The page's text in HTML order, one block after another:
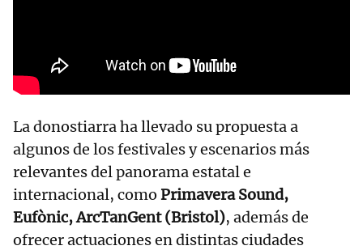
La donostiarra ha llevado su propuesta a
algunos de los festivales y escenarios más
relevantes del panorama estatal e
internacional, como Primavera Sound,
Eufònic, ArcTanGent (Bristol), además de
ofrecer actuaciones en distintas ciudades